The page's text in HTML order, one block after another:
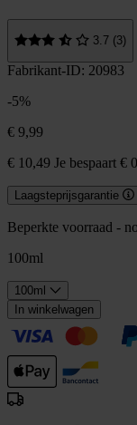
3.7 (3)
Fabrikant-ID: 20983
-5%
€ 9,99
€ 10,49 Je bespaart €
Laagsteprijsgarantie
Beperkte voorraad -
100ml
100ml
In winkelwagen